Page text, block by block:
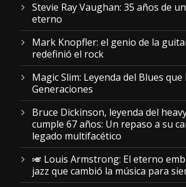
Stevie Ray Vaughan: 35 años de
eterno
Mark Knopfler: el genio de la
redefinió el rock
Magic Slim: Leyenda del Blues que
Generaciones
Bruce Dickinson, leyenda del
cumple 67 años: Un repaso a su
legado multifacético
🎺 Louis Armstrong: El eterno
jazz que cambió la música para